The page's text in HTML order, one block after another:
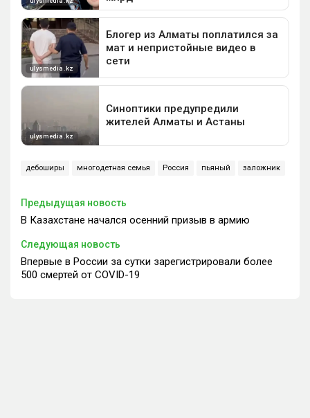
дебоширы многодетная семья Россия пьяный заложник
Предыдущая новость
В Казахстане начался осенний призыв в армию
Следующая новость
Впервые в России за сутки зарегистрировали более
500 смертей от COVID-19